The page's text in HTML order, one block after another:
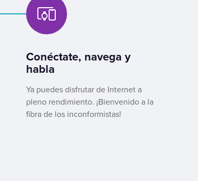
Conéctate, navega y
habla
Ya puedes disfrutar de Internet a
pleno rendimiento. ¡Bienvenido a la
fibra de los inconformistas!